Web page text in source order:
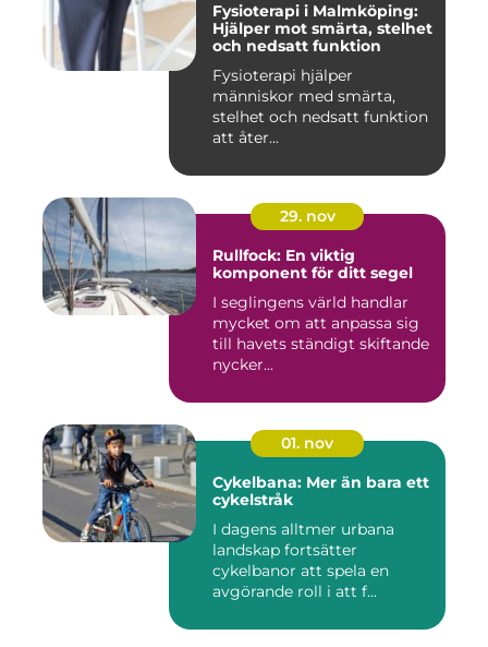
Fysioterapi i Malmköping:
Hjälper mot smärta, stelhet
och nedsatt funktion
Fysioterapi hjälper
människor med smärta,
stelhet och nedsatt funktion
att åter...
29. nov
Rullfock: En viktig
komponent för ditt segel
I seglingens värld handlar
mycket om att anpassa sig
till havets ständigt skiftande
nycker...
01. nov
Cykelbana: Mer än bara ett
cykelstråk
I dagens alltmer urbana
landskap fortsätter
cykelbanor att spela en
avgörande roll i att f...